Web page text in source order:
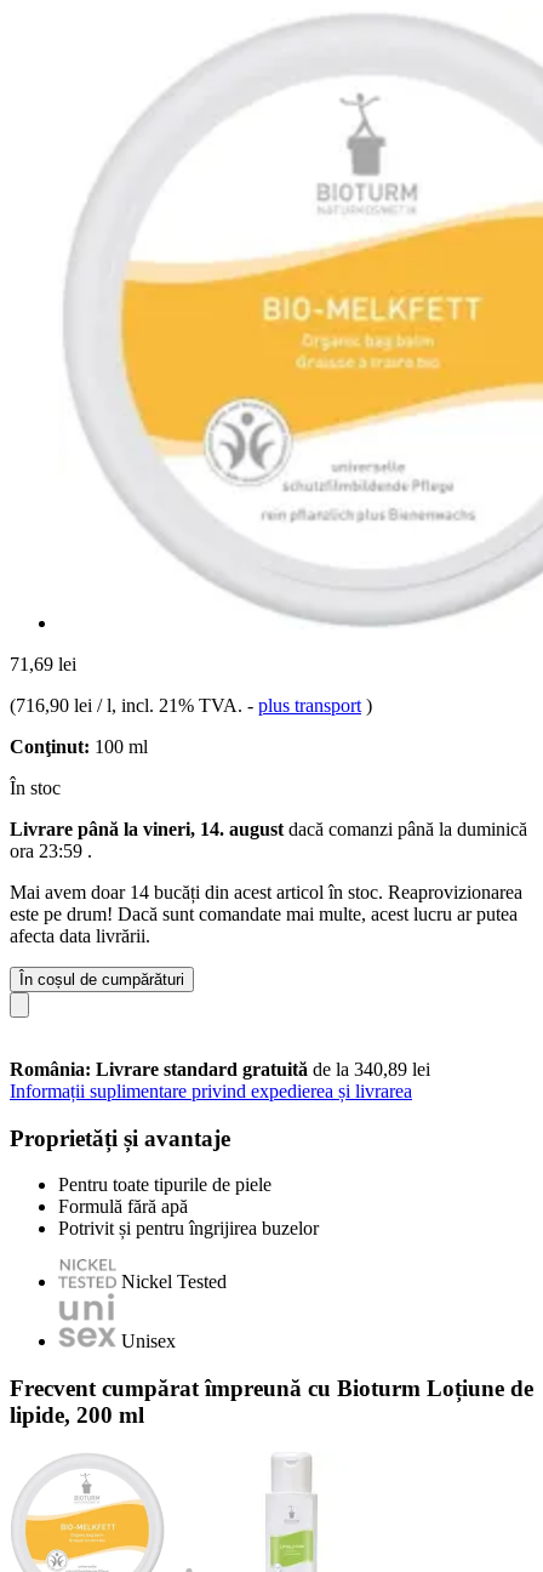
71,69 lei
(716,90 lei / l, incl. 21% TVA. - plus transport )
Conţinut: 100 ml
În stoc
Livrare până la vineri, 14. august dacă comanzi până la duminică
ora 23:59 .
Mai avem doar 14 bucăți din acest articol în stoc. Reaprovizionarea
este pe drum! Dacă sunt comandate mai multe, acest lucru ar putea
afecta data livrării.
În coșul de cumpărături
România: Livrare standard gratuită de la 340,89 lei
Informații suplimentare privind expedierea și livrarea
Proprietăți și avantaje
Pentru toate tipurile de piele
Formulă fără apă
Potrivit și pentru îngrijirea buzelor
Nickel Tested
Unisex
Frecvent cumpărat împreună cu Bioturm Loțiune de
lipide, 200 ml